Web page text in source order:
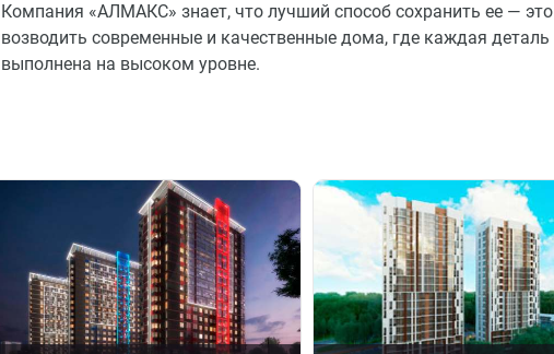
Компания «АЛМАКС» знает, что лучший способ сохранить ее — это
возводить современные и качественные дома, где каждая деталь
выполнена на высоком уровне.